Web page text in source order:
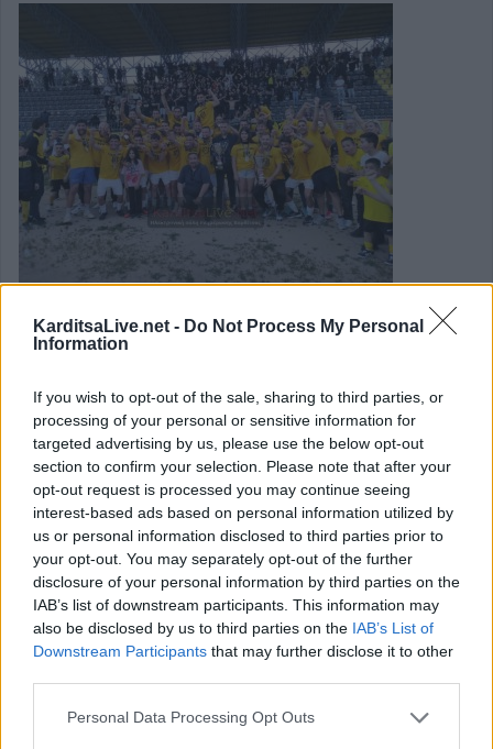
KarditsaLive.net - Do Not Process My Personal
Information
If you wish to opt-out of the sale, sharing to third parties, or
processing of your personal or sensitive information for
targeted advertising by us, please use the below opt-out
section to confirm your selection. Please note that after your
opt-out request is processed you may continue seeing
interest-based ads based on personal information utilized by
us or personal information disclosed to third parties prior to
your opt-out. You may separately opt-out of the further
disclosure of your personal information by third parties on the
IAB’s list of downstream participants. This information may
also be disclosed by us to third parties on the IAB’s List of
Downstream Participants that may further disclose it to other
Personal Data Processing Opt Outs
Κέρδισε εύκολα το κύπελλο
έκανε το "νταμπλ"! - Απονεμήθηκε και το
τρόπαιο της Γ' Εθνικής (+Φωτο +Βίντεο)
Εύκολα επικράτησε η Αναγέννηση στον τελικό κυπέλλου
Ερασιτεχνών Καρδίτσας της αξιόμαχης Δόξας
Μασχολουρίου, το απόγευμα της τρίτης 6 Μαΐου,
κατακτώντας για 5η φορά στην ιστορία της το τρόπαιο.
Κατηγορία Ερασιτεχνικό 06 Μαϊ 2025